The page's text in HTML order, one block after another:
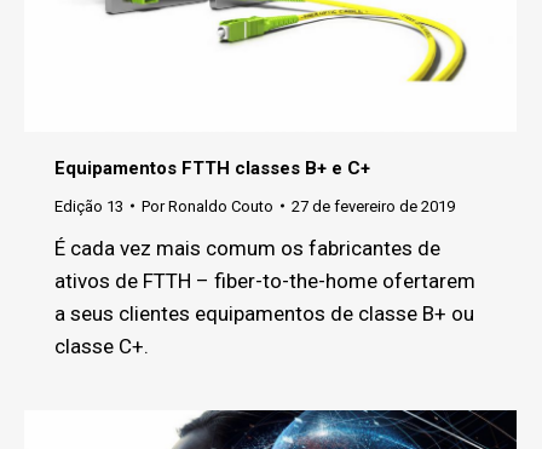
Equipamentos FTTH classes B+ e C+
Edição 13 PorRonaldo Couto 27 de fevereiro de 2019
É cada vez mais comum os fabricantes de
ativos de FTTH – fiber-to-the-home ofertarem
a seus clientes equipamentos de classe B+ ou
classe C+.